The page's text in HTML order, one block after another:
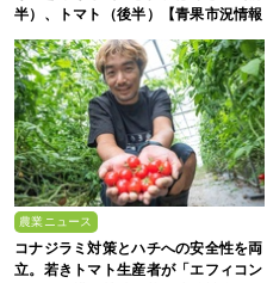
半）、トマト（後半）【青果市況情報
アプリ「YAOYASAN」】
農業ニュース
コナジラミ対策とハチへの安全性を両
立。若きトマト生産者が「エフィコン